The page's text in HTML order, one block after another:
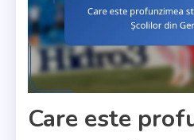
Care este